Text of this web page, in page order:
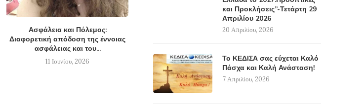
Ασφάλεια και Πόλεμος:
Διαφορετική απόδοση της έννοιας
ασφάλειας και του...
11 Ιουνίου, 2026
Ελληνοτουρκικά 2026: Στρατηγικά
30 Μαΐου, 2026
και Προκλήσεις”-Τετάρτη 29
Απριλίου 2026
20 Απριλίου, 2026
Το ΚΕΔΙΣΑ σας εύχεται Καλό
Πάσχα και Καλή Ανάσταση!
7 Απριλίου, 2026